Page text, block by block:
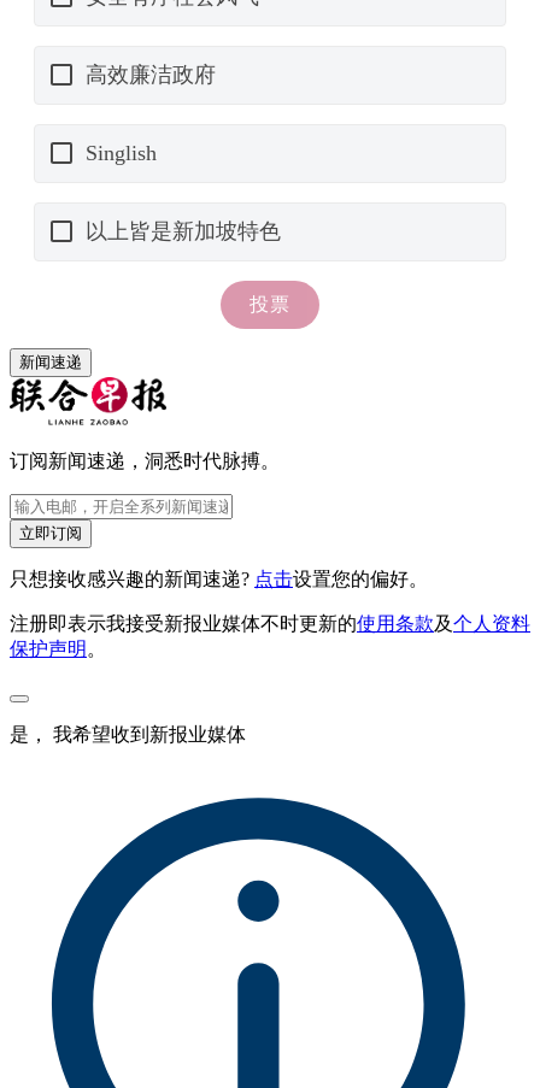
新闻速递
订阅新闻速递，洞悉时代脉搏。
立即订阅
只想接收感兴趣的新闻速递? 点击设置您的偏好。
注册即表示我接受新报业媒体不时更新的使用条款及个人资料
保护声明 。
是， 我希望收到新报业媒体